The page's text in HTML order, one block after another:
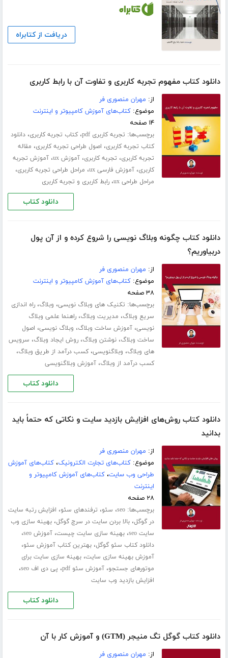
دریافت از کتابراه
دانلود کتاب مفهوم تجربه کاربری و تفاوت آن با رابط کاربری
از: مهران منصوری فر
موضوع:کتاب‌های آموزش کامپیوتر و اینترنت
۱۴ صفحه
برچسب‌ها: تجربه کاربری pdf ،کتاب تجربه کاربری،دانلود
کتاب تجربه کاربری، اصول طراحی تجربه کاربری، مقاله
تجربه کاربری، تجربه کاربری،آموزش ux ،آموزش تجربه
کاربری،آموزش فارسی ux ، مراحل طراحی تجربه کاربری،
مراحل طراحی ux ،رابط کاربری و تجربه کاربری
دانلود کتاب
دانلود کتاب چگونه وبلاگ نویسی را شروع کرده و از آن پول
دربیاوریم؟
از: مهران منصوری فر
موضوع:کتاب‌های آموزش کامپیوتر و اینترنت
۳۸ صفحه
برچسب‌ها: تکنیک های وبلاگ نویسی، وبلاگ،راه اندازی
سریع وبلاگ، مدیریت وبلاگ،راهنما علمی وبلاگ
نویسی،آموزش ساخت وبلاگ، وبلاگ نویسی، اصول
ساخت وبلاگ،نوشتن وبلاگ،روش ایجاد وبلاگ، سرویس
های وبلاگ، وبلاگنویسی،کسب درآمد از طریق وبلاگ،
کسب درآمد از وبلاگ،آموزش وبلاگنویسی
دانلود کتاب
دانلود کتاب روش‌های افزایش بازدید سایت و نکاتی که حتماً باید
بدانید
از: مهران منصوری فر
موضوع:کتاب‌های تجارت الکترونیک،کتاب‌های آموزش
طراحی وب سایت،کتاب‌های آموزش کامپیوتر و
اینترنت
۲۸ صفحه
برچسب‌ها:seo، سئو، ترفندهای سئو، افزایش رتبه سایت
در گوگل،بالا بردن سایت در سرچ گوگل،بهینه سازی وب
سایت seo
،بهینه سازی سایت چیست،آموزش seo ،
دانلود کتاب سئو گوگل،بهترین کتاب آموزش سئو،
آموزش بهینه سازی سایت،بهینه سازی سایت برای
موتورهای جستجو،آموزش سئو pdf ، پی دی اف seo ،
افزایش بازدید وب سایت
دانلود کتاب
دانلود کتاب گوگل تگ منیجر (GTM) و آموزش کار با آن
از: مهران منصوری فر